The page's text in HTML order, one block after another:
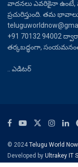
వాదనలు ఎవరికైనా ఉంటే,
ప్రచురిస్తుంది. తమ
+91 70132 94002
తర్కబద్ధంగా,
.. ఎడిటర్
© 2024Telugu World Now
Developed by Ultrakey IT